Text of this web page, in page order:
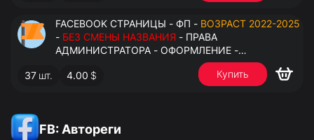
FACEBOOK СТРАНИЦЫ - ФП - ВОЗРАСТ 2022-2025
- БЕЗ СМЕНЫ НАЗВАНИЯ - ПРАВА
АДМИНИСТРАТОРА - ОФОРМЛЕНИЕ -
ЗАПОЛНЕННАЯ ИНФОРМАЦИЯ - ПОД ВСЕ ГЕО
37 шт. 4.00 $ Купить
FB: Автореги